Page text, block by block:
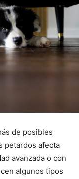
de posibles
petardos afecta
avanzada o con
algunos tipos